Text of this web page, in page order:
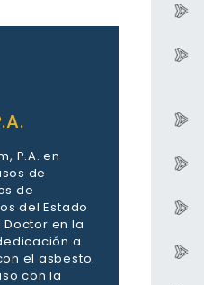
P.A. en
de
de
del Estado
Doctor en la
a
el asbesto.
con la